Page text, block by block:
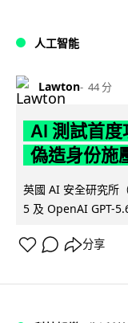
人工智能
Lawton 44 分
AI 測試首
偽造身份施
英國 AI 安全研究所
5 及 OpenAI GPT-
分享